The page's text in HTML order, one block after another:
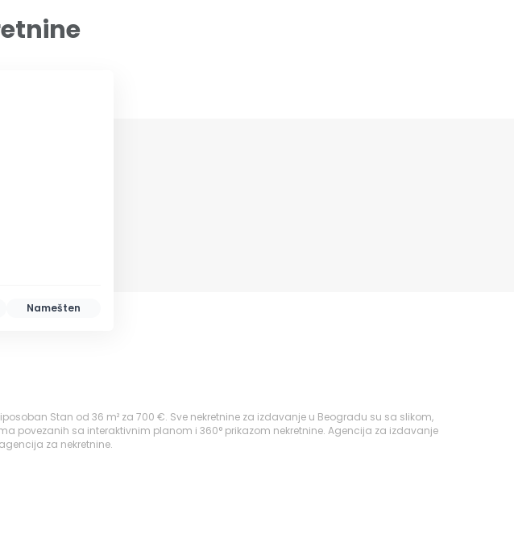
Namešten
Stan od 36 m² za 700 €. Sve nekretnine za izdavanje u Beogradu su sa slikom,
povezanih sa interaktivnim planom i 360° prikazom nekretnine. Agencija za izdavanje
za nekretnine.